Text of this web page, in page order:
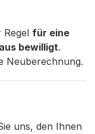
Regel für eine
bewilligt.
Neuberechnung.
uns, den Ihnen